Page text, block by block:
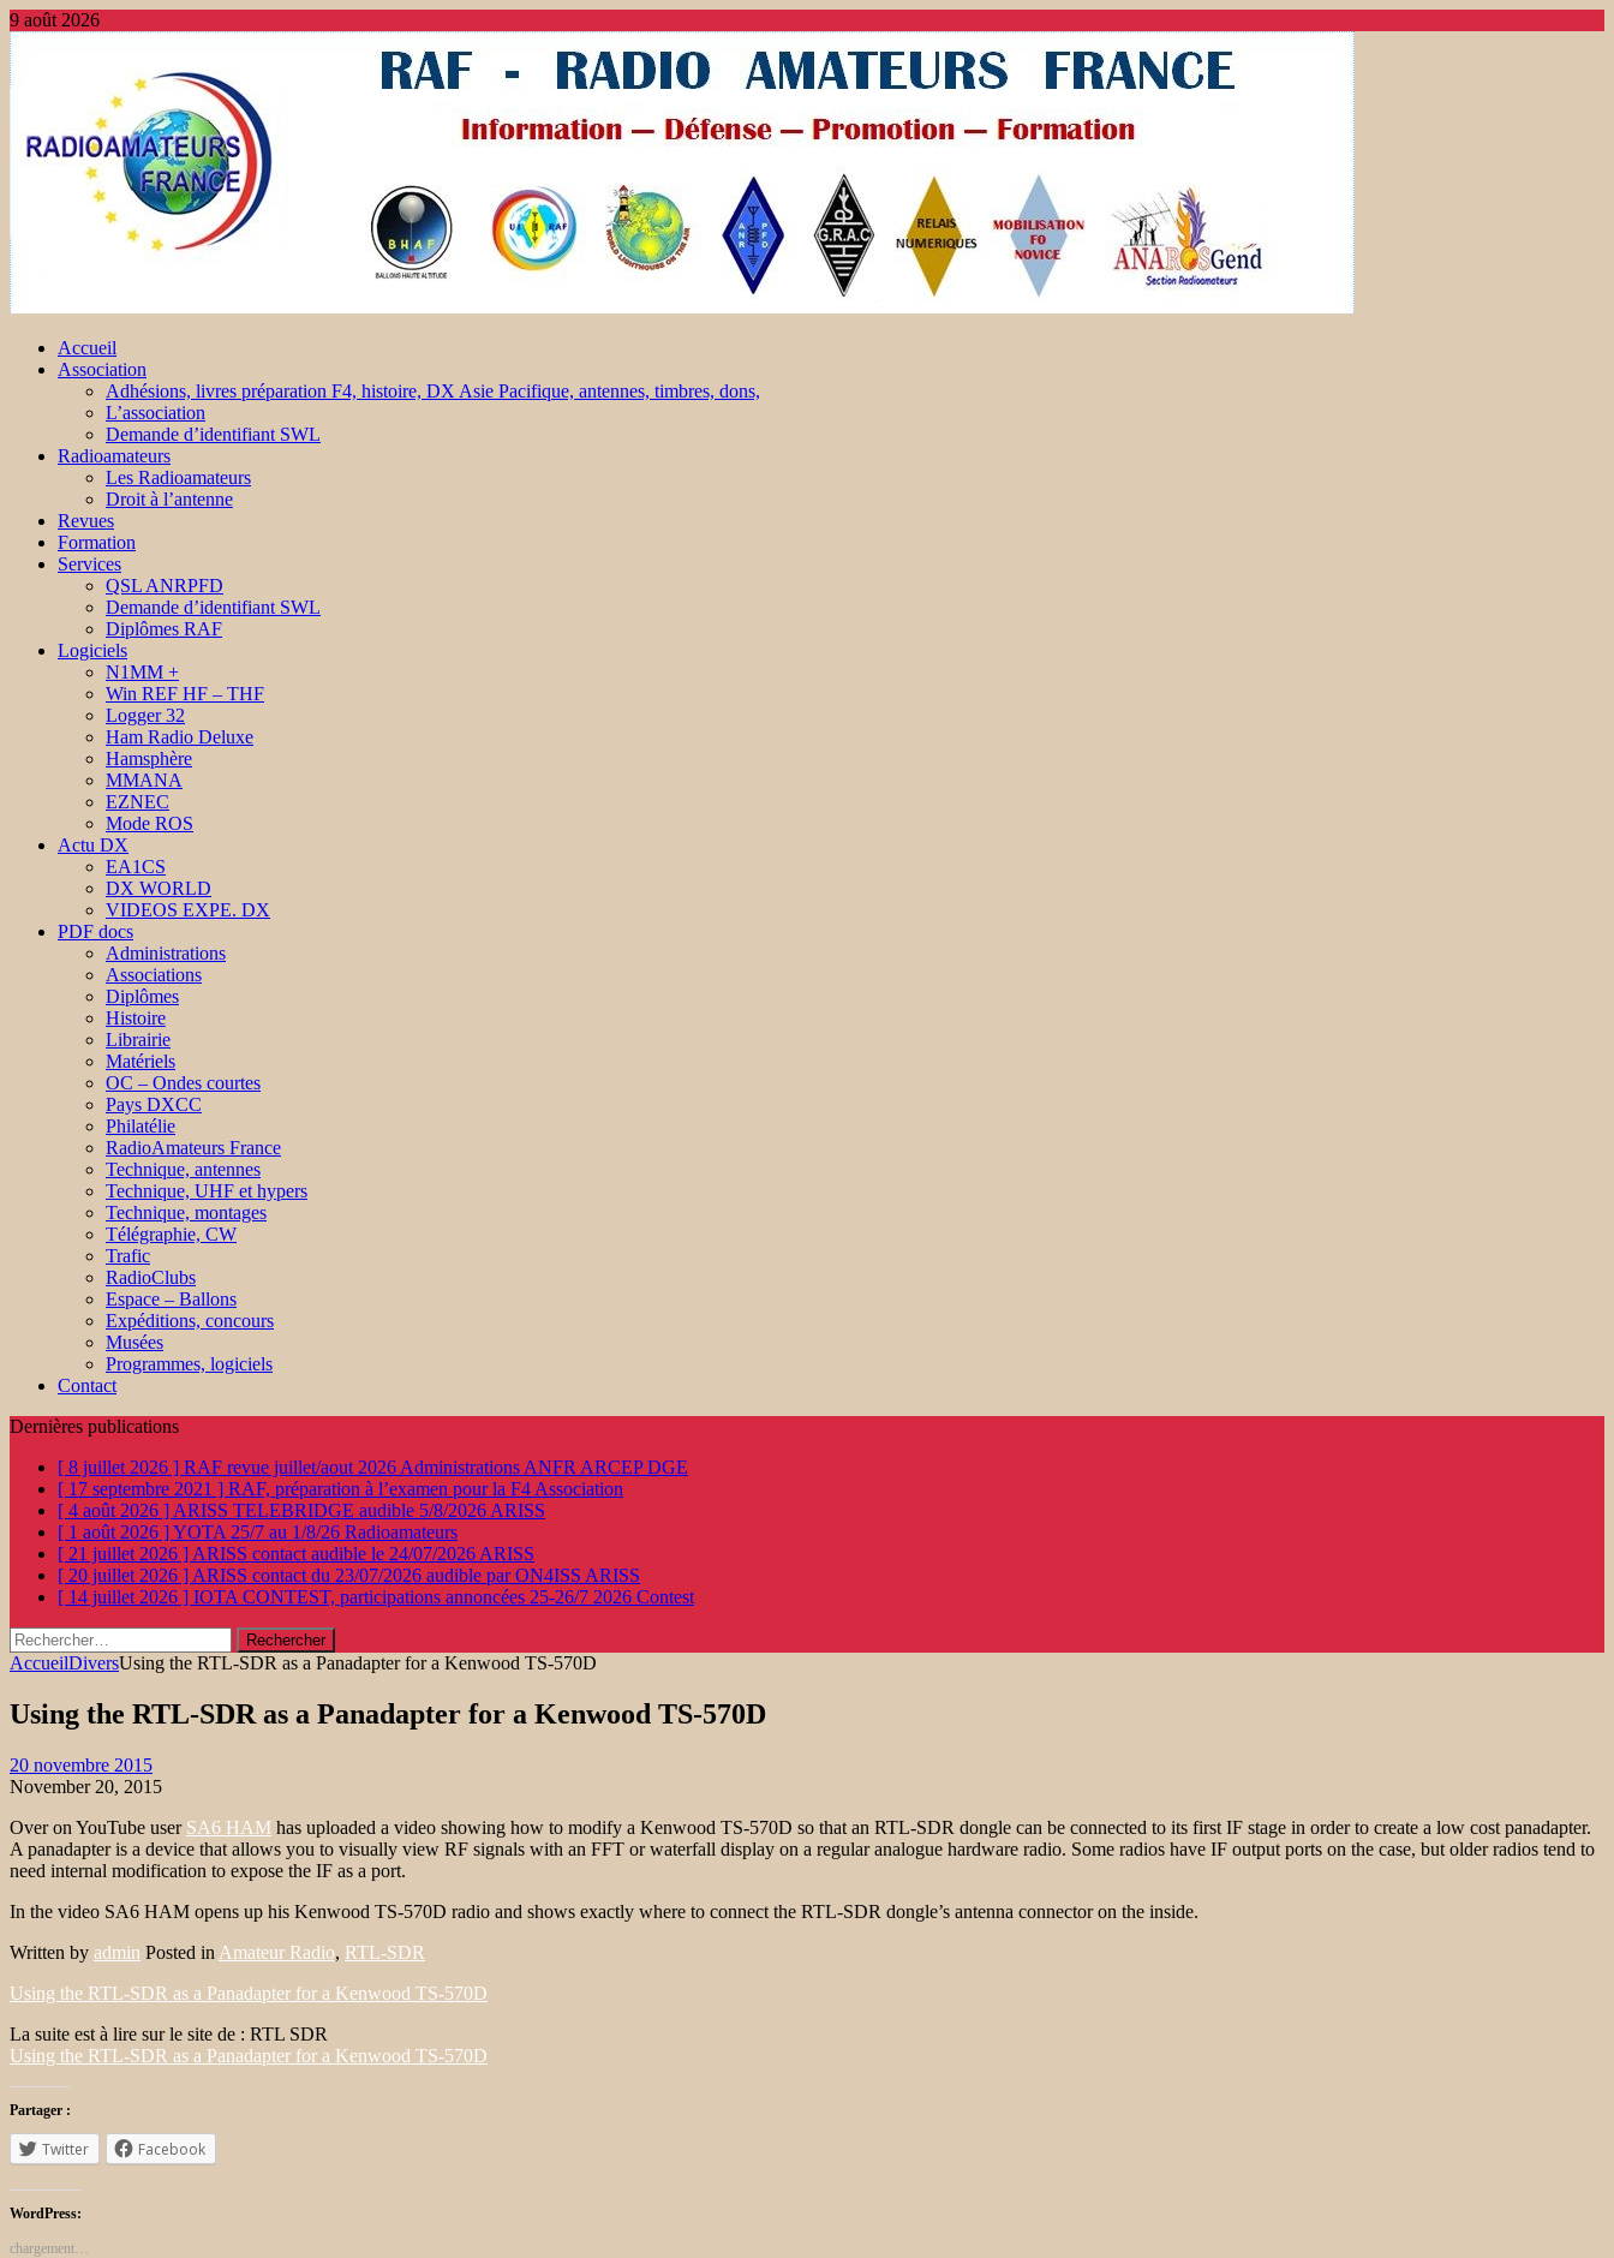
9 août 2026
Accueil
Association
Adhésions, livres préparation F4, histoire, DX Asie Pacifique, antennes, timbres, dons,
L’association
Demande d’identifiant SWL
Radioamateurs
Les Radioamateurs
Droit à l’antenne
Revues
Formation
Services
QSL ANRPFD
Demande d’identifiant SWL
Diplômes RAF
Logiciels
N1MM +
Win REF HF – THF
Logger 32
Ham Radio Deluxe
Hamsphère
MMANA
EZNEC
Mode ROS
Actu DX
EA1CS
DX WORLD
VIDEOS EXPE. DX
PDF docs
Administrations
Associations
Diplômes
Histoire
Librairie
Matériels
OC – Ondes courtes
Pays DXCC
Philatélie
RadioAmateurs France
Technique, antennes
Technique, UHF et hypers
Technique, montages
Télégraphie, CW
Trafic
RadioClubs
Espace – Ballons
Expéditions, concours
Musées
Programmes, logiciels
Contact
Dernières publications
[ 8 juillet 2026 ] RAF revue juillet/aout 2026 Administrations ANFR ARCEP DGE
[ 17 septembre 2021 ] RAF, préparation à l’examen pour la F4 Association
[ 4 août 2026 ] ARISS TELEBRIDGE audible 5/8/2026 ARISS
[ 1 août 2026 ]YOTA 25/7 au 1/8/26 Radioamateurs
[ 21 juillet 2026 ] ARISS contact audible le 24/07/2026 ARISS
[ 20 juillet 2026 ] ARISS contact du 23/07/2026 audible par ON4ISS ARISS
[ 14 juillet 2026 ] IOTA CONTEST, participations annoncées 25-26/7 2026 Contest
Rechercher :
AccueilDiversUsing the RTL-SDR as a Panadapter for a Kenwood TS-570D
Using the RTL-SDR as a Panadapter for a Kenwood TS-570D
20 novembre 2015
November 20, 2015
Over on YouTube user SA6 HAM has uploaded a video showing how to modify a Kenwood TS-570D so that an RTL-SDR dongle can be connected to its first IF stage in order to create a low cost panadapter.
A panadapter is a device that allows you to visually view RF signals with an FFT or waterfall display on a regular analogue hardware radio. Some radios have IF output ports on the case, but older radios tend to
need internal modification to expose the IF as a port.
In the video SA6 HAM opens up his Kenwood TS-570D radio and shows exactly where to connect the RTL-SDR dongle’s antenna connector on the inside.
Written by admin Posted in Amateur Radio, RTL-SDR
Using the RTL-SDR as a Panadapter for a Kenwood TS-570D
La suite est à lire sur le site de : RTL SDR
Using the RTL-SDR as a Panadapter for a Kenwood TS-570D
Partager :
Twitter Facebook
WordPress:
chargement…